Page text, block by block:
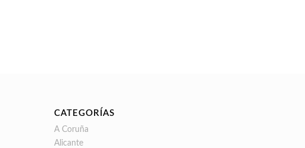
CATEGORÍAS
A Coruña
Alicante